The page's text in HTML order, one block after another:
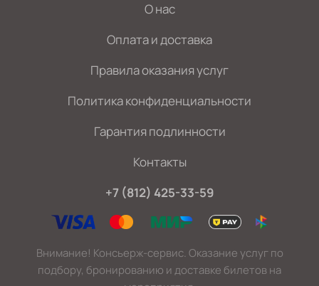
О нас
Оплата и доставка
Правила оказания услуг
Политика конфиденциальности
Гарантия подлинности
Контакты
+7 (812) 425-33-59
Внимание! Консьерж-сервис. Оказание услуг по
подбору, бронированию и доставке билетов на